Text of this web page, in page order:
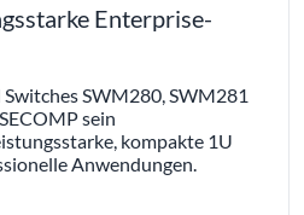
Enterprise-
SWM280, SWM281
sein
kompakte 1U
Anwendungen.